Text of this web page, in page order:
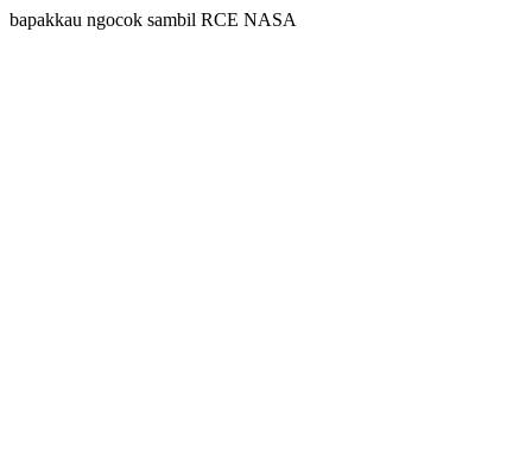
bapakkau ngocok sambil RCE NASA